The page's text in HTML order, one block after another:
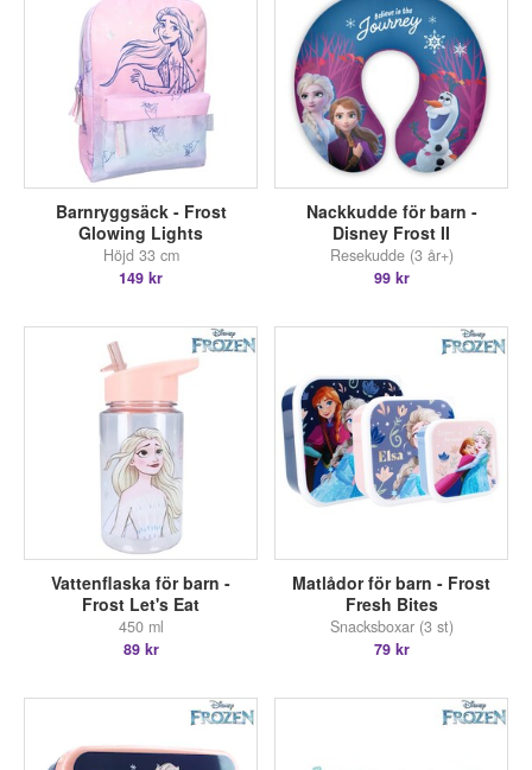
Barnryggsäck - Frost
Glowing Lights
Höjd 33 cm
149 kr
Nackkudde för barn -
Disney Frost II
Resekudde (3 år+)
99 kr
Vattenflaska för barn -
Frost Let's Eat
450 ml
89 kr
Matlådor för barn - Frost
Fresh Bites
Snacksboxar (3 st)
79 kr